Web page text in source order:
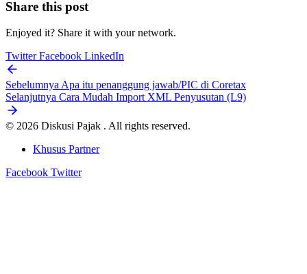
Share this post
Enjoyed it? Share it with your network.
TwitterFacebook LinkedIn
Sebelumnya Apa itu penanggung jawab/PIC di Coretax
Selanjutnya Cara Mudah Import XML Penyusutan (L9)
© 2026 Diskusi Pajak . All rights reserved.
Khusus Partner
Facebook Twitter